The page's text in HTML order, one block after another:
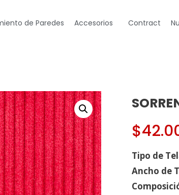
de Paredes Accesorios Contract
$
Tipo de
Ancho de